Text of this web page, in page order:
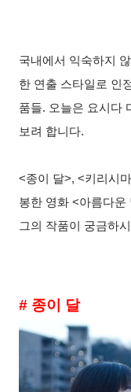
국내에서 익숙하지
한 연출 스타일로 인
품들. 오늘은 요시다
보려 합니다.
<종이 달>, <키리시
봉한 영화 <아름다운
그의 작품이 궁금하
# 종이 달